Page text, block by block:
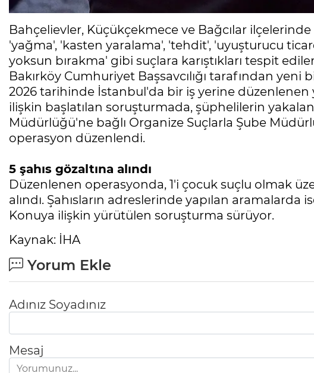
Bahçelievler, Küçükçekmece ve Bağcılar ilçelerinde
'yağma', 'kasten yaralama', 'tehdit', 'uyuşturucu
yoksun bırakma' gibi suçlara karıştıkları tespit
Bakırköy Cumhuriyet Başsavcılığı tarafından yeni
2026 tarihinde İstanbul'da bir iş yerine düzenlenen
ilişkin başlatılan soruşturmada, şüphelilerin
Müdürlüğü'ne bağlı Organize Suçlarla Şube
operasyon düzenlendi.
5 şahıs gözaltına alındı
Düzenlenen operasyonda, 1'i çocuk suçlu olmak
alındı. Şahısların adreslerinde yapılan aramalarda
Konuya ilişkin yürütülen soruşturma sürüyor.
Kaynak: İHA
Yorum Ekle
Adınız Soyadınız
Mesaj